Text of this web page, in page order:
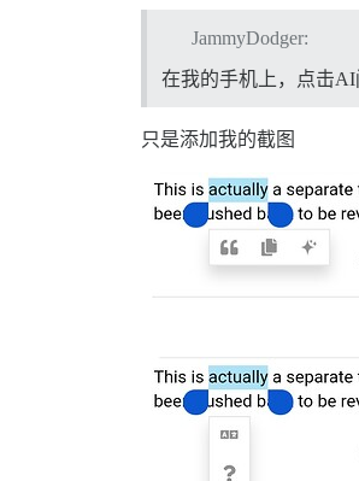
JammyDodger:
在我的手机上，点击AI
只是添加我的截图